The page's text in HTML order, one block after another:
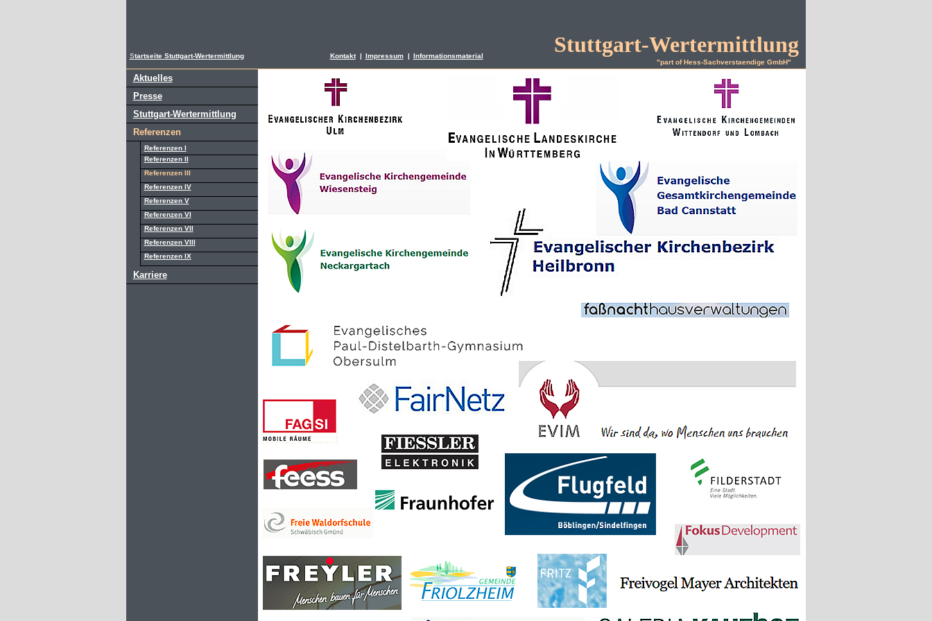
Stuttgart-Wertermittlung
"part of Hess-Sachverstaendige GmbH"
Startseite Stuttgart-Wertermittlung Kontakt | Impressum| Informationsmaterial
Aktuelles
Presse
Stuttgart-Wertermittlung
Referenzen
Referenzen I
Referenzen II
Referenzen III
Referenzen IV
Referenzen V
Referenzen VI
Referenzen VII
Referenzen VIII
Referenzen IX
Karriere